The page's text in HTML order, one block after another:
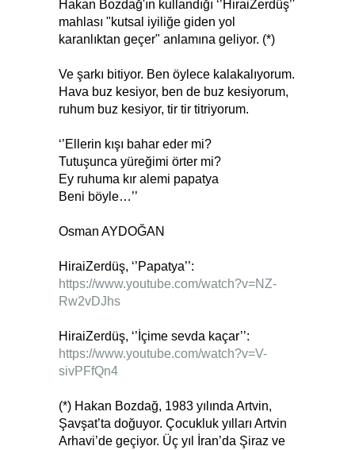
Hakan Bozdağ'ın kullandığı ‘’HiraiZerdüş’'
mahlası "kutsal iyiliğe giden yol
karanlıktan geçer" anlamına geliyor. (*)
Ve şarkı bitiyor. Ben öylece kalakalıyorum.
Hava buz kesiyor, ben de buz kesiyorum,
ruhum buz kesiyor, tir tir titriyorum.
‘’Ellerin kışı bahar eder mi?
Tutuşunca yüreğimi örter mi?
Ey ruhuma kır alemi papatya
Beni böyle…’’
Osman AYDOĞAN
HiraiZerdüş, ‘’Papatya’’:
https://www.youtube.com/watch?v=NZ-
Rw2vDJhs
HiraiZerdüş, ‘’İçime sevda kaçar’’:
https://www.youtube.com/watch?v=V-
sivPFfQn4
(*) Hakan Bozdağ, 1983 yılında Artvin,
Şavşat’ta doğuyor. Çocukluk yılları Artvin
Arhavi’de geçiyor. Üç yıl İran’da Şiraz ve